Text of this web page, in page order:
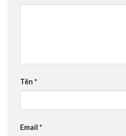
Tên *
Email *